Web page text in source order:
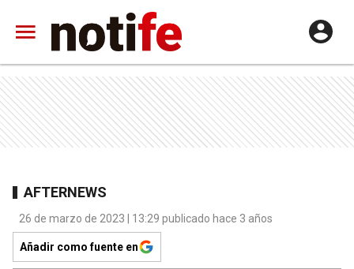
AFTERNEWS
26 de marzo de 2023 | 13:29 publicado hace 3 años
Añadir como fuente en